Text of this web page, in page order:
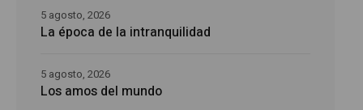
La época de la intranquilidad
5 agosto, 2026
Los amos del mundo
5 agosto, 2026